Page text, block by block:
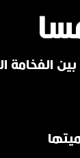
الفخامة